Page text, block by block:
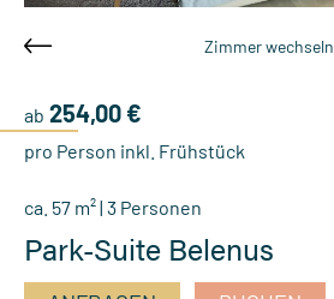
Zimmer wechseln
ab 254,00 €
pro Person inkl. Frühstück
ca. 57 m² | 3 Personen
Park-Suite Belenus